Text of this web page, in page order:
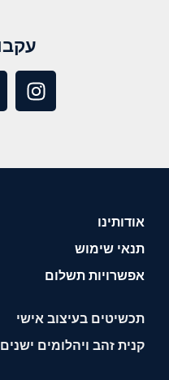
אודותינו
תנאי שימוש
אפשרויות תשלום
תכשיטים בעיצוב אישי
קנית זהב ויהלומים ישנים